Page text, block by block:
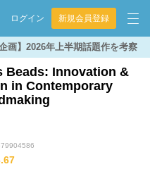
ログイン 新規会員登録
画】2026年上半期話題作を考察
Beads: Innovation &
in Contemporary